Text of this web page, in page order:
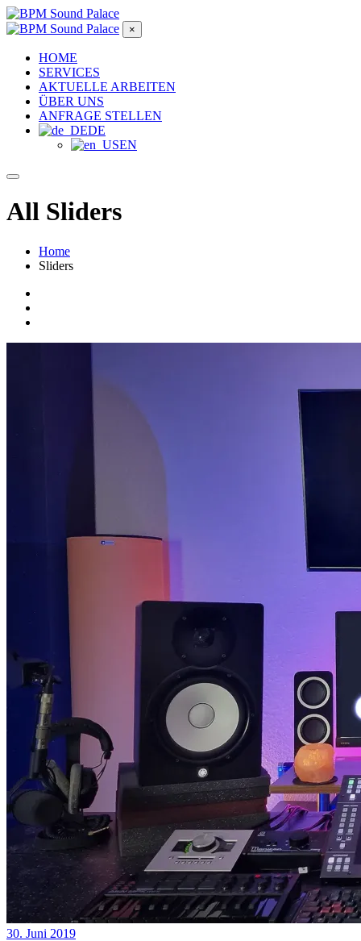
×
HOME
SERVICES
AKTUELLE ARBEITEN
ÜBER UNS
ANFRAGE STELLEN
DE
EN
All Sliders
Home
Sliders
30. Juni 2019